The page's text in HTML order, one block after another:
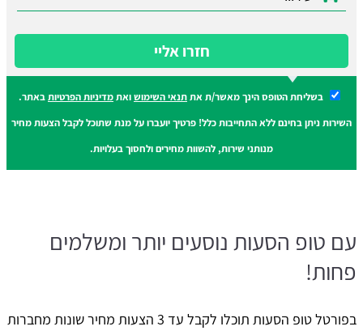
חזרו אליי
בשליחת הטופס הינך מאשר/ת אתתנאי השימושואתמדיניות הפרטיותבאתר.
השירות ניתן בחינם ללא התחייבות כלל! פרטיך יועברו על מנת שתוכל לקבל הצעות מחיר
מנותני שירות, להשוות מחירים ולחסוך בעלויות.
עם טופ הסעות נוסעים יותר ומשלמים
פחות!
בפורטל טופ הסעות תוכלו לקבל עד 3 הצעות מחיר שונות מחברות